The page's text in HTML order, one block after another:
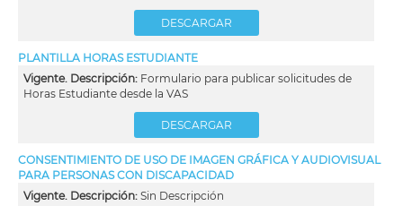
DESCARGAR
PLANTILLA HORAS ESTUDIANTE
Vigente. Descripción: Formulario para publicar solicitudes de
Horas Estudiante desde la VAS
DESCARGAR
CONSENTIMIENTO DE USO DE IMAGEN GRÁFICA Y AUDIOVISUAL
PARA PERSONAS CON DISCAPACIDAD
Vigente. Descripción: Sin Descripción